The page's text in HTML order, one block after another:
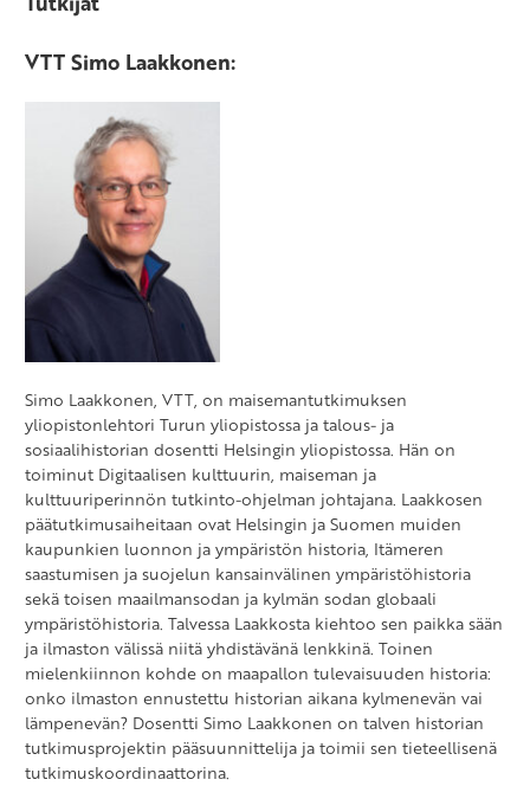
VTT Simo Laakkonen:
Simo Laakkonen, VTT, on maisemantutkimuksen
yliopistonlehtori Turun yliopistossa ja talous- ja
sosiaalihistorian dosentti Helsingin yliopistossa. Hän on
toiminut Digitaalisen kulttuurin, maiseman ja
kulttuuriperinnön tutkinto-ohjelman johtajana. Laakkosen
päätutkimusaiheitaan ovat Helsingin ja Suomen muiden
kaupunkien luonnon ja ympäristön historia, Itämeren
saastumisen ja suojelun kansainvälinen ympäristöhistoria
sekä toisen maailmansodan ja kylmän sodan globaali
ympäristöhistoria. Talvessa Laakkosta kiehtoo sen paikka sään
ja ilmaston välissä niitä yhdistävänä lenkkinä. Toinen
mielenkiinnon kohde on maapallon tulevaisuuden historia:
onko ilmaston ennustettu historian aikana kylmenevän vai
lämpenevän? Dosentti Simo Laakkonen on talven historian
tutkimusprojektin pääsuunnittelija ja toimii sen tieteellisenä
tutkimuskoordinaattorina.